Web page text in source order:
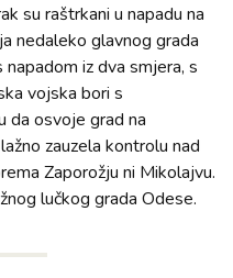
su raštrkani u napadu na
nedaleko glavnog grada
iz dva smjera, s
vojska bori s
da osvoje grad na
zauzela kontrolu nad
Zaporožju ni Mikolajvu.
lučkog grada Odese.